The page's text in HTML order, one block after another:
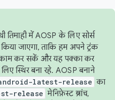
में AOSP के लिए सोर्स
जाएगा, ताकि हम अपने ट्रंक
कर सकें और यह पक्का कर
स्थिर बना रहे. AOSP बनाने
latest-release का
release मेनिफ़ेस्ट ब्रांच,